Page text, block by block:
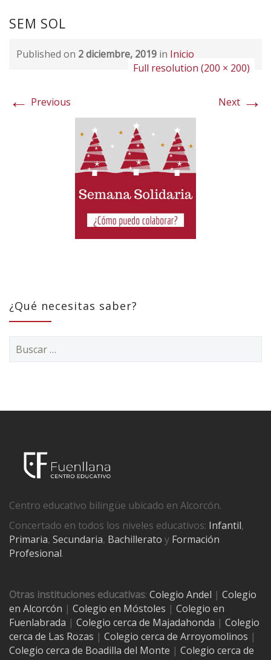
SEM SOL
Published on 2 diciembre, 2019 in Inicio
Full resolution (200 × 200)
← Previous Next →
¿Qué necesitas saber?
Centro educativo bilingüe ubicado en Alcorcón.
Concertado en todos los niveles educativos: Infantil,
Primaria, Secundaria, Bachillerato y Formación
Profesional.
Otras instituciones educativas: Colegio Andel | Colegio
en Alcorcón | Colegio en Móstoles | Colegio en
Fuenlabrada | Colegio cerca de Majadahonda | Colegio
cerca de Las Rozas | Colegio cerca de Arroyomolinos |
Colegio cerca de Boadilla del Monte | Colegio cerca de